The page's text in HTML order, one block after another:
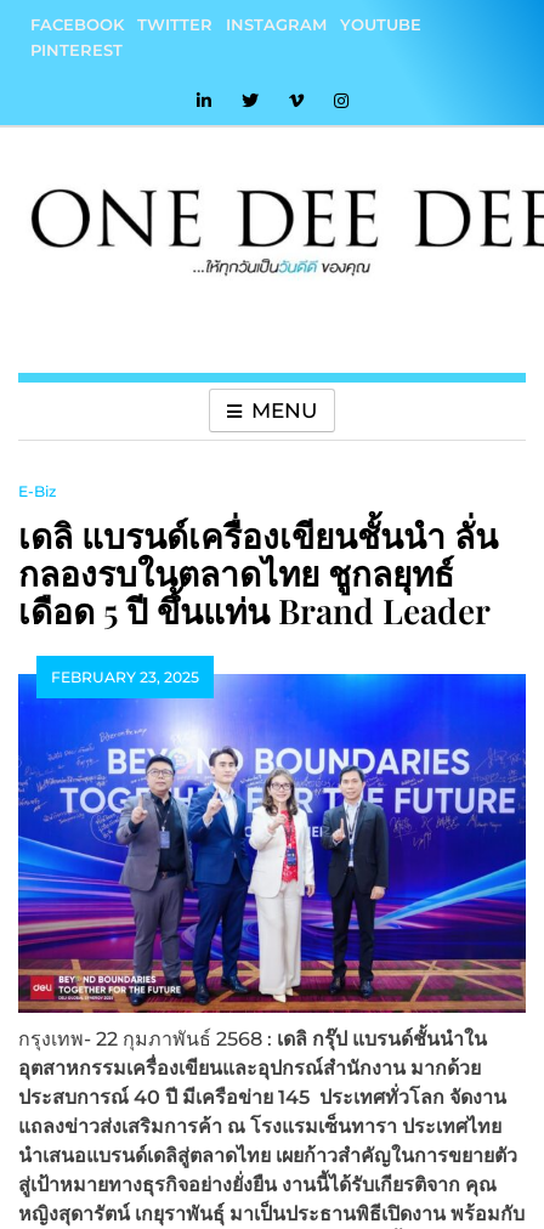
content
FACEBOOK TWITTER INSTAGRAM
YOUTUBE
PINTEREST
MENU
E-Biz
เดลิ แบรนด์เครื่องเขียนชั้นนำ ลั่น
กลองรบในตลาดไทย ชูกลยุทธ์
เดือด 5 ปี ขึ้นแท่น Brand Leader
FEBRUARY 23, 2025
กรุงเทพ- 22 กุมภาพันธ์ 2568 : เดลิ กรุ๊ป แบรนด์ชั้นนำใน
อุตสาหกรรมเครื่องเขียนและอุปกรณ์สำนักงาน มากด้วย
ประสบการณ์ 40 ปี มีเครือข่าย 145 ประเทศทั่วโลก จัดงาน
แถลงข่าวส่งเสริมการค้า ณ โรงแรมเซ็นทารา ประเทศไทย
นำเสนอแบรนด์เดลิสู่ตลาดไทย เผยก้าวสำคัญในการขยายตัว
สู่เป้าหมายทางธุรกิจอย่างยั่งยืน งานนี้ได้รับเกียรติจาก คุณ
หญิงสุดารัตน์ เกยุราพันธุ์ มาเป็นประธานพิธีเปิดงาน พร้อมกับ